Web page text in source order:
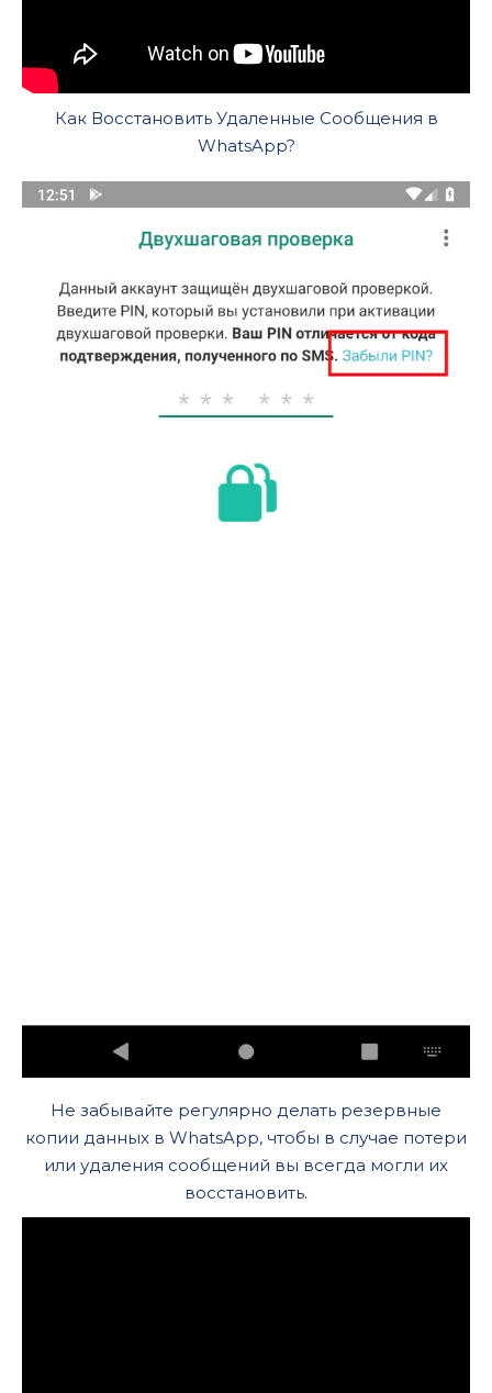
Как Восстановить Удаленные Сообщения в
WhatsApp?
Не забывайте регулярно делать резервные
копии данных в WhatsApp, чтобы в случае потери
или удаления сообщений вы всегда могли их
восстановить.